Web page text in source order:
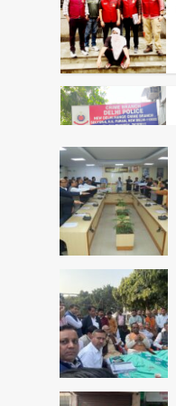
3
4
5